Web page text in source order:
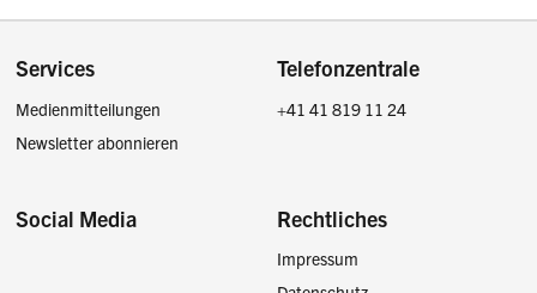
Footer
Services
Medienmitteilungen
Newsletter abonnieren
Telefonzentrale
+41 41 819 11 24
Social Media Rechtliches
Impressum